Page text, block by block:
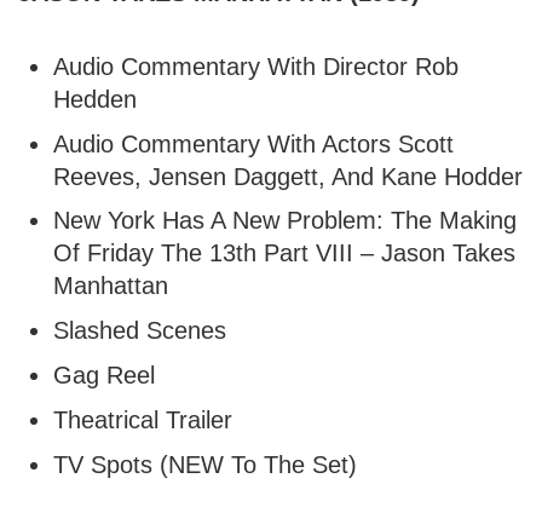
Audio Commentary With Director Rob
Hedden
Audio Commentary With Actors Scott
Reeves, Jensen Daggett, And Kane Hodder
New York Has A New Problem: The Making
Of Friday The 13th Part VIII – Jason Takes
Manhattan
Slashed Scenes
Gag Reel
Theatrical Trailer
TV Spots (NEW To The Set)